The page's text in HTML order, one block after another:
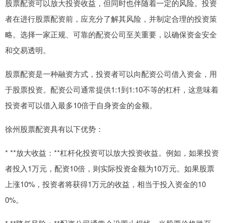
股票配资可以放大投资收益，但同时也伴随着一定的风险。投资
者在进行股票配资前，应充分了解其风险，并制定合理的投资策
略。选择一家正规、可靠的配资公司至关重要，以确保资金安全
和交易透明。
股票配资是一种融资方式，投资者可以向配资公司借入资金，用
于股票投资。配资公司通常提供1:1到1:10不等的杠杆，这意味着
投资者可以借入最多10倍于自身资金的金额。
徐州股票配资具有以下优势：
* **放大收益：**杠杆化投资可以放大投资收益。例如，如果投资
者投入1万元，配资10倍，则实际投资金额为10万元。如果股票
上涨10%，投资者将获得1万元的收益，相当于投入资金的10
0%。